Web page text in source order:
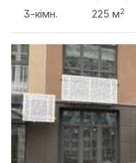
3-кімн.
225 м2